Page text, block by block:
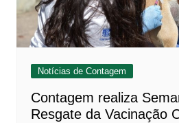
Notícias de Contagem
Contagem realiza
Resgate da Vacinação